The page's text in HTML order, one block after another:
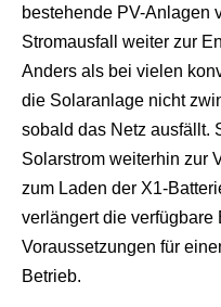
bestehende PV-Anlagen
Stromausfall weiter zur
Anders als bei vielen
die Solaranlage nicht
sobald das Netz ausfällt.
Solarstrom weiterhin zur
zum Laden der X1-
verlängert die verfügbare
Voraussetzungen für
Betrieb.